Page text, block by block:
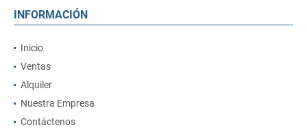
INFORMACIÓN
Inicio
Ventas
Alquiler
Nuestra Empresa
Contáctenos